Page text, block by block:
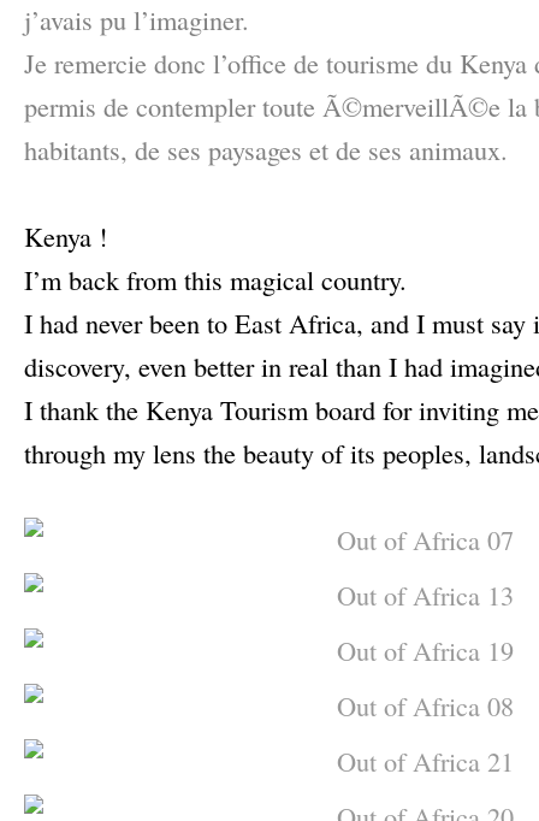
j’avais pu l’imaginer.
Je remercie donc l’office de tourisme du
permis de contempler toute Ã©merveillÃ©e la
habitants, de ses paysages et de ses animaux.
Kenya !
I’m back from this magical country.
I had never been to East Africa, and I must say
discovery, even better in real than I had
I thank the Kenya Tourism board for inviting
through my lens the beauty of its peoples,